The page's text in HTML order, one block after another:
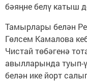
бәяңне белү катыш
Тамырлары белән
Гөлсем Камалова
Чистай төбәгенә
авылларында туып-
белән ике йорт